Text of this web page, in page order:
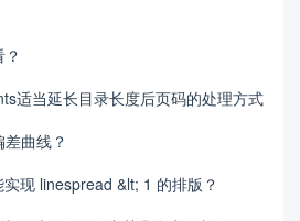
适当延长目录长度后页码的处理方式
曲线？
现 linespread &lt; 1 的排版？